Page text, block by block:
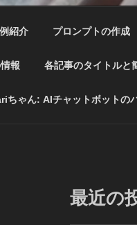
紹介 プロンプトの作成
報 各記事のタイトルと
ちゃん: AIチャットボットの
最近の